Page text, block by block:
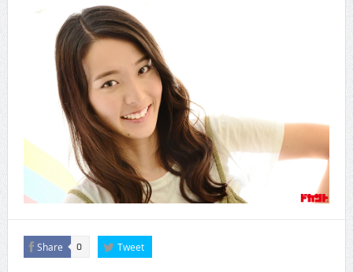
CINEMA×STYLE 287号
CINEMA×STYLE 286号
CINEMA×STYLE 285号
CINEMA×STYLE 294号
Share 0 Tweet